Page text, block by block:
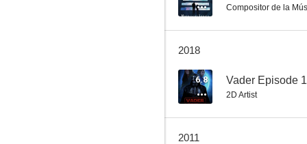
Compositor de la
2018
6.8
2D Artist
2011